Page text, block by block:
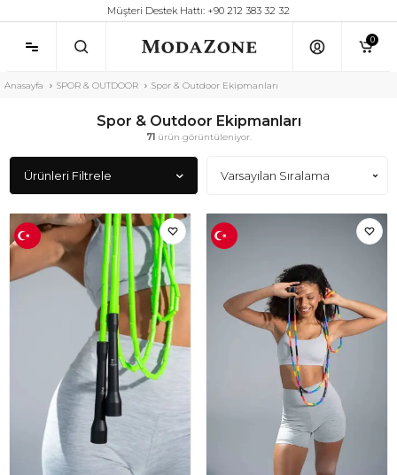
Müşteri Destek Hattı: +90 212 383 32 32
0
Anasayfa SPOR & OUTDOOR Spor & Outdoor Ekipmanları
Spor & Outdoor Ekipmanları
71ürün görüntüleniyor.
Ürünleri Filtrele